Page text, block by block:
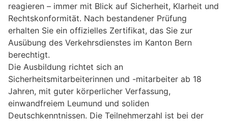
reagieren – immer mit Blick auf Sicherheit, Klarheit und
Rechtskonformität. Nach bestandener Prüfung
erhalten Sie ein offizielles Zertifikat, das Sie zur
Ausübung des Verkehrsdienstes im Kanton Bern
berechtigt.
Die Ausbildung richtet sich an
Sicherheitsmitarbeiterinnen und -mitarbeiter ab 18
Jahren, mit guter körperlicher Verfassung,
einwandfreiem Leumund und soliden
Deutschkenntnissen. Die Teilnehmerzahl ist bei der